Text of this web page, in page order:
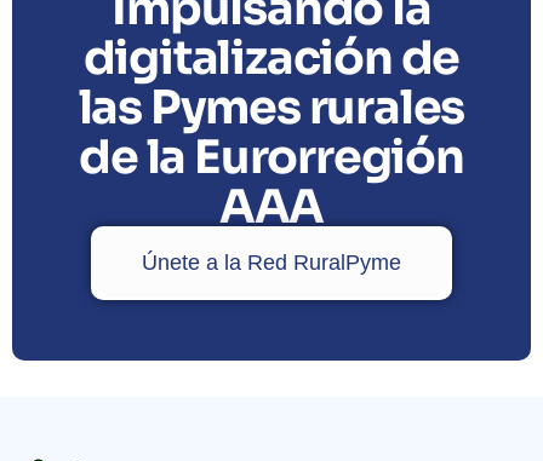
digitalización de
las Pymes rurales
de la Eurorregión
AAA
Únete a la Red RuralPyme